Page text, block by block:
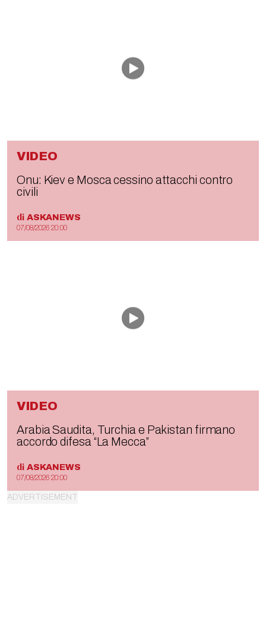
VIDEO
Onu: Kiev e Mosca cessino attacchi contro
civili
di ASKANEWS
07/08/2026 20:00
VIDEO
Arabia Saudita, Turchia e Pakistan firmano
accordo difesa “La Mecca”
di ASKANEWS
07/08/2026 20:00